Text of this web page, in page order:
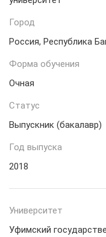
Город
Россия, Республика
Форма обучения
Очная
Статус
Выпускник (бакалавр)
Год выпуска
2018
Университет
Уфимский